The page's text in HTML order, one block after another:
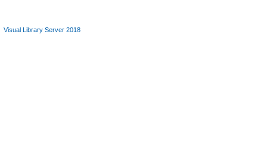
Visual Library Server 2018